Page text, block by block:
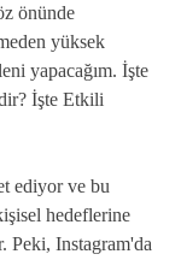
önünde
yüksek
yapacağım. İşte
İşte Etkili
ediyor ve bu
hedeflerine
Peki, Instagram'da